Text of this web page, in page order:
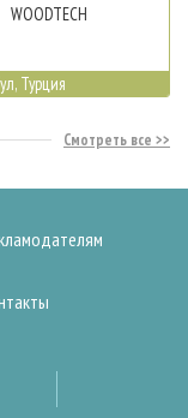
WOODTECH
Турция
Смотреть все